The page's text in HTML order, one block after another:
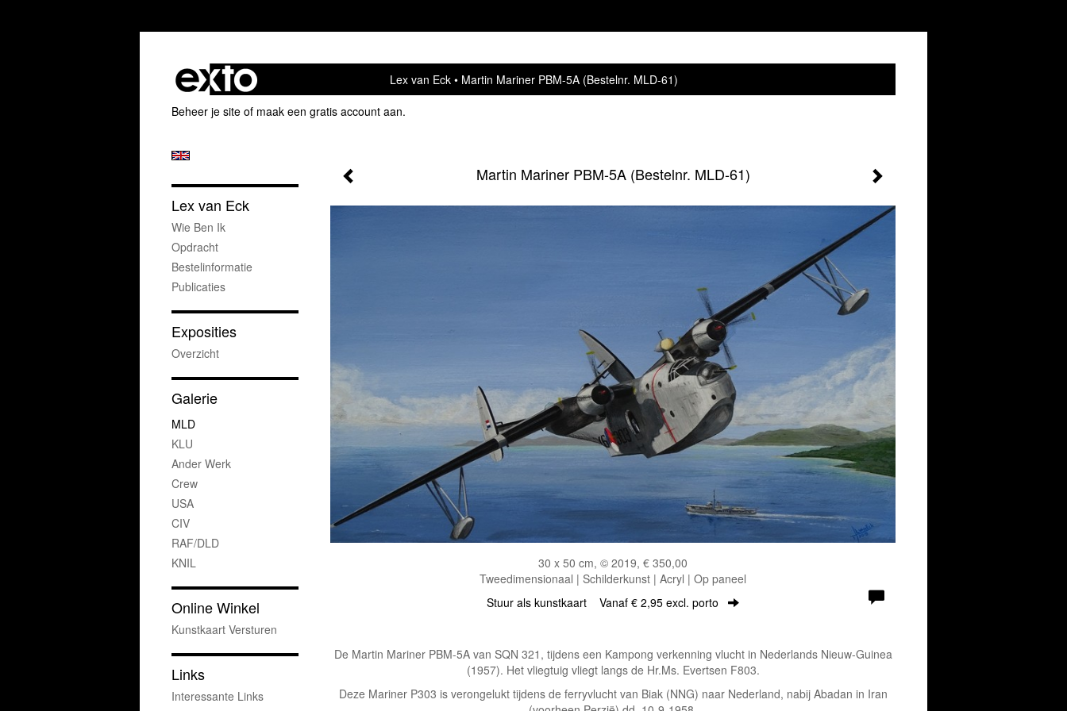
Lex van Eck
Martin Mariner PBM-5A (Bestelnr. MLD-61)
Beheer je site of maak een gratis account aan.
Martin Mariner PBM-5A (Bestelnr. MLD-61)
30 x 50 cm, © 2019, € 350,00
Tweedimensionaal | Schilderkunst | Acryl | Op paneel
Stuur als kunstkaart Vanaf € 2,95 excl. porto
De Martin Mariner PBM-5A van SQN 321, tijdens een Kampong verkenning vlucht in Nederlands Nieuw-Guinea
(1957). Het vliegtuig vliegt langs de Hr.Ms. Evertsen F803.
Deze Mariner P303 is verongelukt tijdens de ferryvlucht van Biak (NNG) naar Nederland, nabij Abadan in Iran
Lex van Eck
Wie Ben Ik
Opdracht
Bestelinformatie
Publicaties
Exposities
Overzicht
Galerie
MLD
KLU
Ander Werk
Crew
USA
CIV
RAF/DLD
KNIL
Online Winkel
Kunstkaart Versturen
Links
Interessante Links